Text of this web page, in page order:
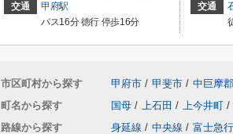
交通
甲府駅
バス16分 徳行 停歩16分
交通
市区町村から探す 甲府市 / 甲斐市 / 中巨摩
町名から探す
国母 / 上石田 / 上今井町 /
路線から探す
身延線 / 中央線 / 富士急行